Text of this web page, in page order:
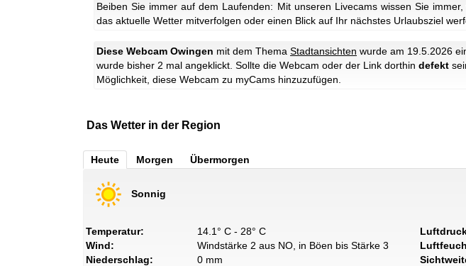
Beiben Sie immer auf dem Laufenden: Mit unseren Livecams wissen Sie
das aktuelle Wetter mitverfolgen oder einen Blick auf Ihr nächstes Urlaubsziel
Diese Webcam Owingen mit dem Thema Stadtansichten wurde am 19.5.2026
wurde bisher 2 mal angeklickt. Sollte die Webcam oder der Link dorthin defekt
Möglichkeit, diese Webcam zu myCams hinzuzufügen.
Das Wetter in der Region
Heute Morgen Übermorgen
Sonnig
Temperatur:
14.1° C - 28° C
Wind:
Windstärke 2 aus NO, in Böen bis Stärke 3
Niederschlag:
0 mm